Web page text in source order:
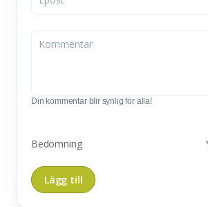
Din kommentar blir synlig för alla!
Bedömning